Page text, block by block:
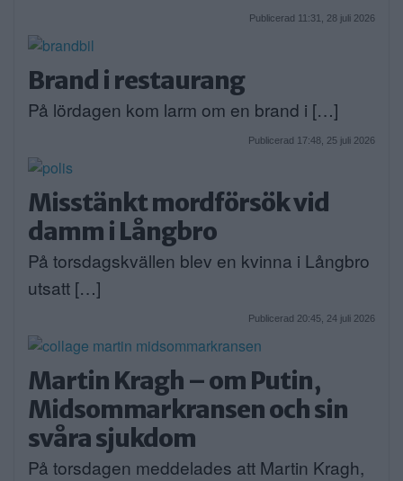
Publicerad 11:31, 28 juli 2026
Brand i restaurang
På lördagen kom larm om en brand i […]
Publicerad 17:48, 25 juli 2026
Misstänkt mordförsök vid
damm i Långbro
På torsdagskvällen blev en kvinna i Långbro
utsatt […]
Publicerad 20:45, 24 juli 2026
Martin Kragh – om Putin,
Midsommarkransen och sin
svåra sjukdom
På torsdagen meddelades att Martin Kragh,